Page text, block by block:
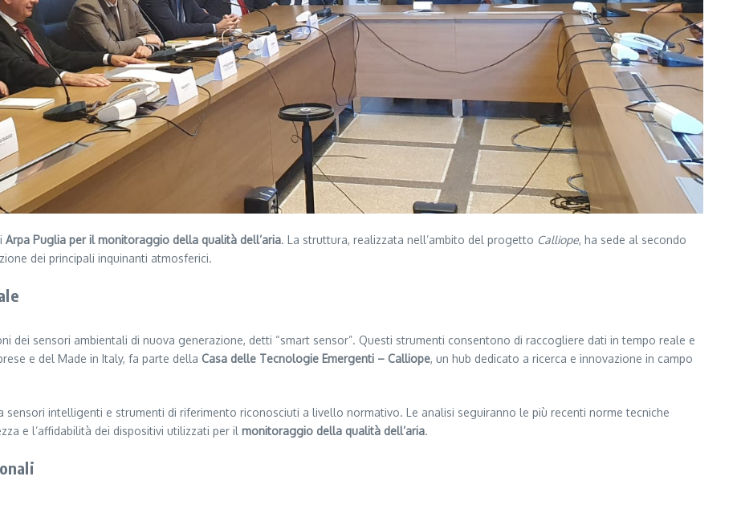
Arpa Puglia per il monitoraggio della qualità dell’aria. La struttura, realizzata nell’ambito del progetto Calliope, ha sede al secondo
dei principali inquinanti atmosferici.
dei sensori ambientali di nuova generazione, detti “smart sensor”. Questi strumenti consentono di raccogliere dati in tempo reale e
e del Made in Italy, fa parte della Casa delle Tecnologie Emergenti – Calliope, un hub dedicato a ricerca e innovazione in campo
intelligenti e strumenti di riferimento riconosciuti a livello normativo. Le analisi seguiranno le più recenti norme tecniche
e l’affidabilità dei dispositivi utilizzati per il monitoraggio della qualità dell’aria.